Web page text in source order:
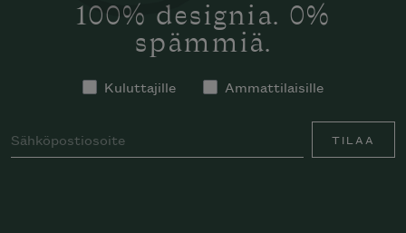
100% designia. 0%
spämmiä.
Kuluttajille Ammattilaisille
TILAA